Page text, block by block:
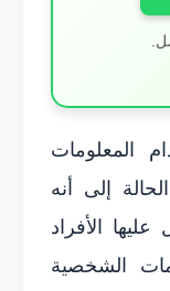
المعلومات
إلى أنه
الأفراد
الشخصية